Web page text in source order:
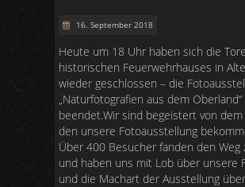
16. September 2018
Heute um 18 Uhr haben sich die
historischen Feuerwehrhauses in
wieder geschlossen – die
„Naturfotografien aus dem
beendet.Wir sind begeistert von
den unsere Fotoausstellung
Über 400 Besucher fanden den Weg
und haben uns mit Lob über unsere
und die Machart der Ausstellung